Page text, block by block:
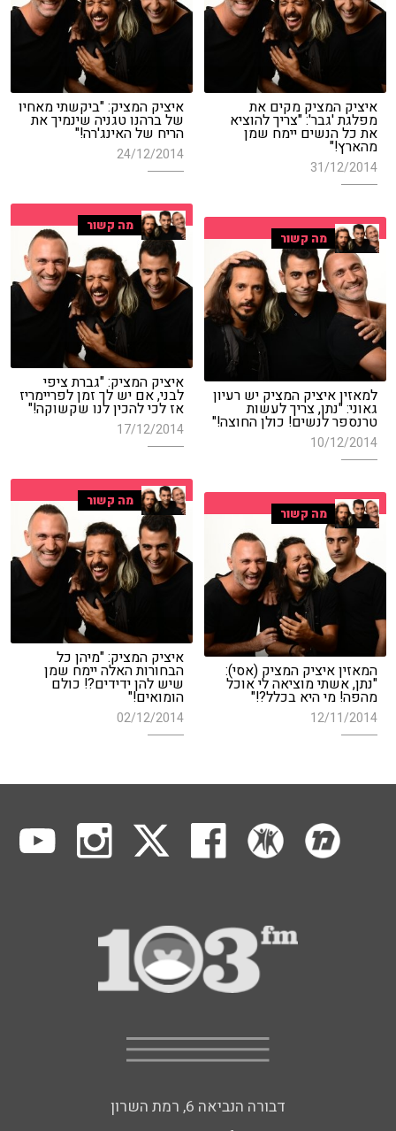
איציק המציק מקים את
מפלגת 'גבר': "צריך להוציא
את כל הנשים יימח שמן
מהארץ!"
31/12/2014
איציק המציק: "ביקשתי מאחיו
של ברהנו טגניה שינמיך את
הריח של האינג'רה!"
24/12/2014
מה קשור
איציק המציק: "גברת ציפי
לבני, אם יש לך זמן לפריימריז
אז לכי להכין לנו שקשוקה!"
17/12/2014
מה קשור
למאזין איציק המציק יש רעיון
גאוני: "נתן, צריך לעשות
טרנספר לנשים! כולן החוצה!"
10/12/2014
מה קשור
איציק המציק: "מיהן כל
הבחורות האלה יימח שמן
שיש להן ידידים?! כולם
הומואים!"
02/12/2014
מה קשור
המאזין איציק המציק (אסי):
"נתן, אשתי מוציאה לי אוכל
מהפה! מי היא בכלל?!"
12/11/2014
דבורה הנביאה 6, רמת השרון